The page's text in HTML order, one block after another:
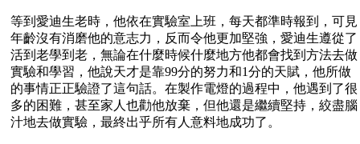
等到愛迪生老時，他依在實驗室上班，每天都準時報到，可見
年齡沒有消磨他的意志力，反而令他更加堅強，愛迪生遵從了
活到老學到老，無論在什麼時候什麼地方他都會找到方法去做
實驗和學習，他說天才是靠99分的努力和1分的天賦，他所做
的事情正正驗證了這句話。在製作電燈的過程中，他遇到了很
多的困難，甚至家人也勸他放棄，但他還是繼續堅持，絞盡腦
汁地去做實驗，最終出乎所有人意料地成功了。